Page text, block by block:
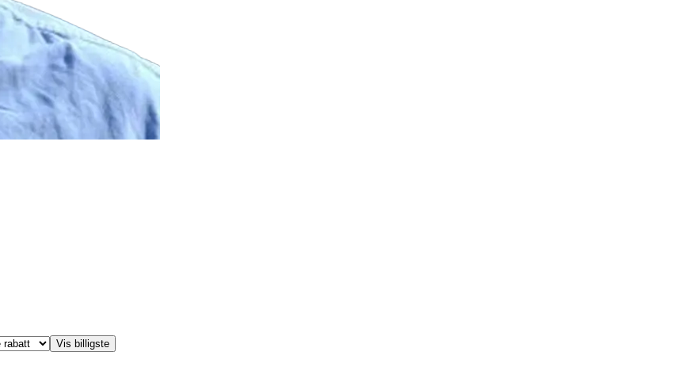
Vis billigste